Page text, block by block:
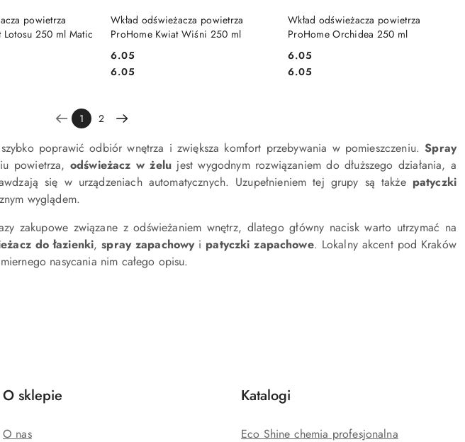
powietrza
Lotosu 250 ml Matic
KOSZYKA
Wkład odświeżacza powietrza
ProHome Kwiat Wiśni 250 ml
Cena:
6.05
Cena:
6.05
DO KOSZYKA
Wkład odświeżacza powietrza
ProHome Orchidea 250 ml
Cena:
6.05
Cena:
6.05
DO KOSZYKA
1 2
poprawić odbiór wnętrza i zwiększa komfort przebywania w pomieszczeniu.Spray
powietrza, odświeżacz w żelu jest wygodnym rozwiązaniem do dłuższego działania, a
się w urządzeniach automatycznych. Uzupełnieniem tej grupy są także patyczki
wyglądem.
zakupowe związane z odświeżaniem wnętrz, dlatego główny nacisk warto utrzymać na
do łazienki,spray zapachowyi patyczki zapachowe. Lokalny akcent pod Kraków
nasycania nim całego opisu.
O sklepie
O nas
Katalogi
Eco Shine chemia profesjonalna